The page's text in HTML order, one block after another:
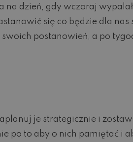
na dzień, gdy wczoraj
się co będzie dla nas
postanowień, a po
je strategicznie i
po to aby o nich pamiętać i